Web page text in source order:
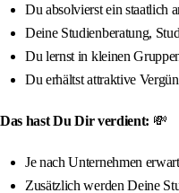
Du absolvierst ein staatlich
Deine Studienberatung,
Du lernst in kleinen
Du erhältst attraktive
Das hast Du Dir verdient: 💸
Je nach Unternehmen
Zusätzlich werden Deine